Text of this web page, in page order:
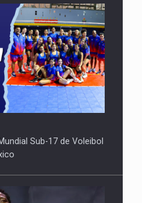
Sub-17 de Voleibol